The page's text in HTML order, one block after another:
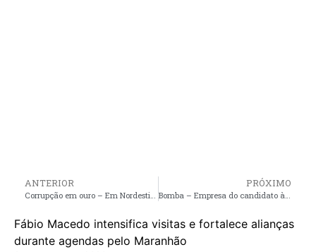
ANTERIOR PRÓXIMO
Fábio Macedo intensifica visitas e fortalece alianças
durante agendas pelo Maranhão